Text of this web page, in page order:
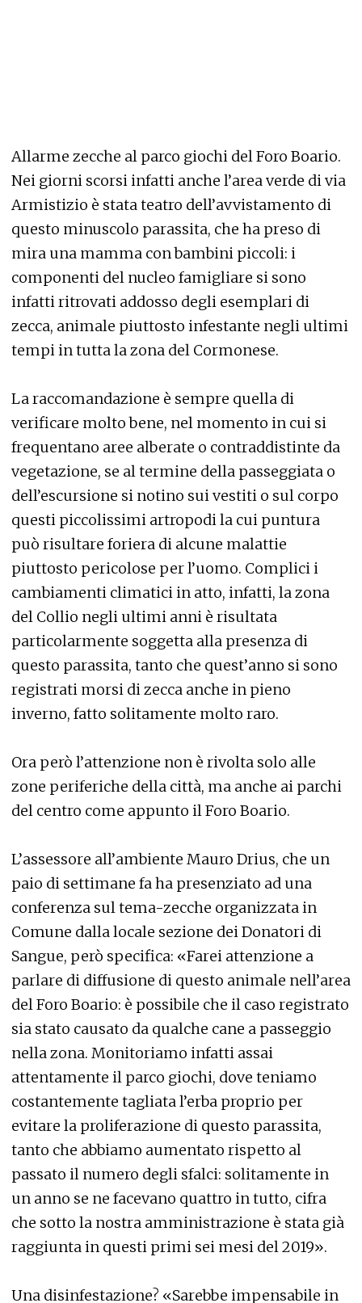
Allarme zecche al parco giochi del Foro Boario.
Nei giorni scorsi infatti anche l’area verde di via
Armistizio è stata teatro dell’avvistamento di
questo minuscolo parassita, che ha preso di
mira una mamma con bambini piccoli: i
componenti del nucleo famigliare si sono
infatti ritrovati addosso degli esemplari di
zecca, animale piuttosto infestante negli ultimi
tempi in tutta la zona del Cormonese.
La raccomandazione è sempre quella di
verificare molto bene, nel momento in cui si
frequentano aree alberate o contraddistinte da
vegetazione, se al termine della passeggiata o
dell’escursione si notino sui vestiti o sul corpo
questi piccolissimi artropodi la cui puntura
può risultare foriera di alcune malattie
piuttosto pericolose per l’uomo. Complici i
cambiamenti climatici in atto, infatti, la zona
del Collio negli ultimi anni è risultata
particolarmente soggetta alla presenza di
questo parassita, tanto che quest’anno si sono
registrati morsi di zecca anche in pieno
inverno, fatto solitamente molto raro.
Ora però l’attenzione non è rivolta solo alle
zone periferiche della città, ma anche ai parchi
del centro come appunto il Foro Boario.
L’assessore all’ambiente Mauro Drius, che un
paio di settimane fa ha presenziato ad una
conferenza sul tema-zecche organizzata in
Comune dalla locale sezione dei Donatori di
Sangue, però specifica: «Farei attenzione a
parlare di diffusione di questo animale nell’area
del Foro Boario: è possibile che il caso registrato
sia stato causato da qualche cane a passeggio
nella zona. Monitoriamo infatti assai
attentamente il parco giochi, dove teniamo
costantemente tagliata l’erba proprio per
evitare la proliferazione di questo parassita,
tanto che abbiamo aumentato rispetto al
passato il numero degli sfalci: solitamente in
un anno se ne facevano quattro in tutto, cifra
che sotto la nostra amministrazione è stata già
raggiunta in questi primi sei mesi del 2019».
Una disinfestazione? «Sarebbe impensabile in